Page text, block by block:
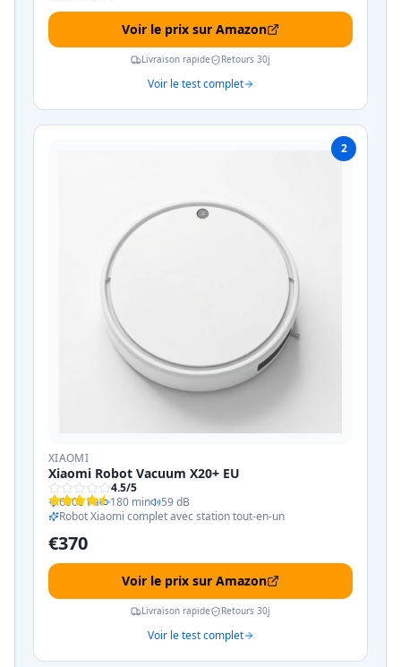
Voir le prix sur Amazon
Livraison rapide Retours 30j
Voir le test complet
2
XIAOMI
Xiaomi Robot Vacuum X20+ EU
4.5/5
6000 Pa
180 min
59 dB
Robot Xiaomi complet avec station tout-en-un
€370
Voir le prix sur Amazon
Livraison rapide Retours 30j
Voir le test complet